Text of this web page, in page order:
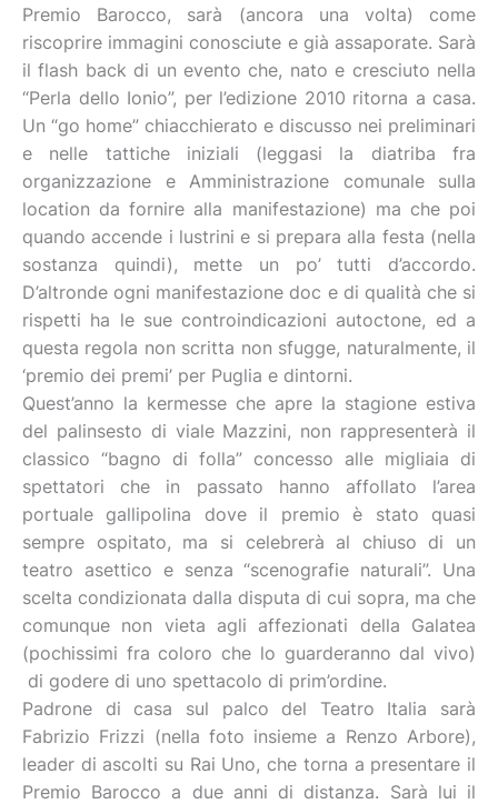
Premio Barocco, sarà (ancora una volta) come
riscoprire immagini conosciute e già assaporate. Sarà
il flash back di un evento che, nato e cresciuto nella
“Perla dello Ionio”, per l’edizione 2010 ritorna a casa.
Un “go home” chiacchierato e discusso nei preliminari
e nelle tattiche iniziali (leggasi la diatriba fra
organizzazione e Amministrazione comunale sulla
location da fornire alla manifestazione) ma che poi
quando accende i lustrini e si prepara alla festa (nella
sostanza quindi), mette un po’ tutti d’accordo.
D’altronde ogni manifestazione doc e di qualità che si
rispetti ha le sue controindicazioni autoctone, ed a
questa regola non scritta non sfugge, naturalmente, il
‘premio dei premi’ per Puglia e dintorni.
Quest’anno la kermesse che apre la stagione estiva
del palinsesto di viale Mazzini, non rappresenterà il
classico “bagno di folla” concesso alle migliaia di
spettatori che in passato hanno affollato l’area
portuale gallipolina dove il premio è stato quasi
sempre ospitato, ma si celebrerà al chiuso di un
teatro asettico e senza “scenografie naturali”. Una
scelta condizionata dalla disputa di cui sopra, ma che
comunque non vieta agli affezionati della Galatea
(pochissimi fra coloro che lo guarderanno dal vivo)
di godere di uno spettacolo di prim’ordine.
Padrone di casa sul palco del Teatro Italia sarà
Fabrizio Frizzi (nella foto insieme a Renzo Arbore),
leader di ascolti su Rai Uno, che torna a presentare il
Premio Barocco a due anni di distanza. Sarà lui il